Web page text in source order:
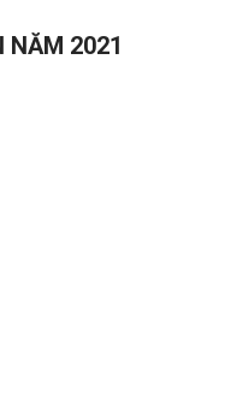
NĂM 2021